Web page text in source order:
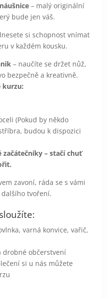
– malý originální
bude jen váš.
si schopnost vnímat
v každém kousku.
– naučíte se držet nůž,
bezpečně a kreativně.
kurzu:
(Pokud by někdo
budou k dispozici
– stačí chuť
zavoní, ráda se s vámi
tvoření.
varná konvice, vařič,
drobné občerstvení
si u nás můžete